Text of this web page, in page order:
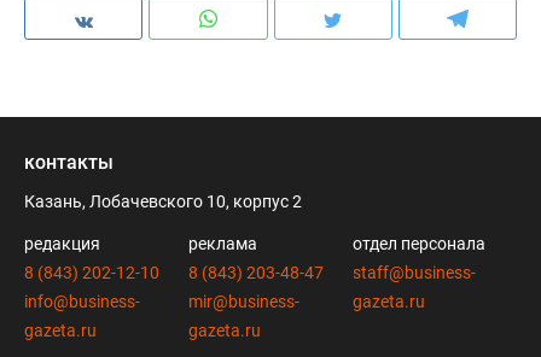
контакты
Казань, Лобачевского 10, корпус 2
редакция
8 (843) 202-12-10
info@business-
gazeta.ru
реклама
8 (843) 203-48-47
mir@business-
gazeta.ru
отдел персонала
staff@business-
gazeta.ru